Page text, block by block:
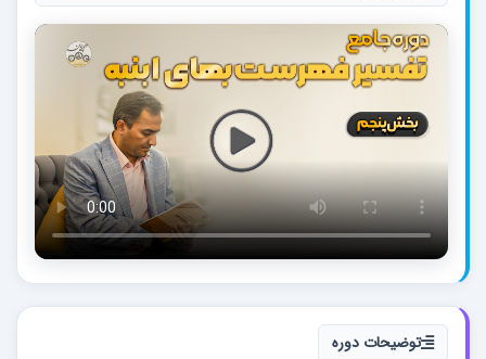
توضیحات دوره